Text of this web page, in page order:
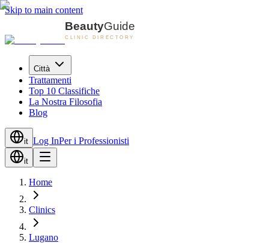
Skip to main content
Città
Trattamenti
Top 10 Classifiche
La Nostra Filosofia
Blog
it Log InPer i Professionisti
it
Home
Clinics
Lugano